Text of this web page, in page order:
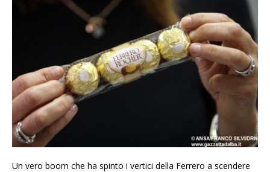
Un vero boom che ha spinto i vertici della Ferrero a scendere